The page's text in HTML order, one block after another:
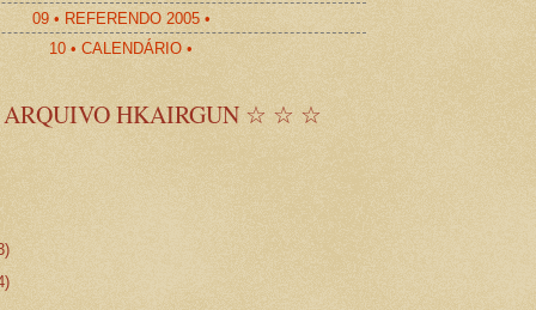
09 • REFERENDO 2005 •
10 • CALENDÁRIO •
HKAIRGUN ☆ ☆ ☆